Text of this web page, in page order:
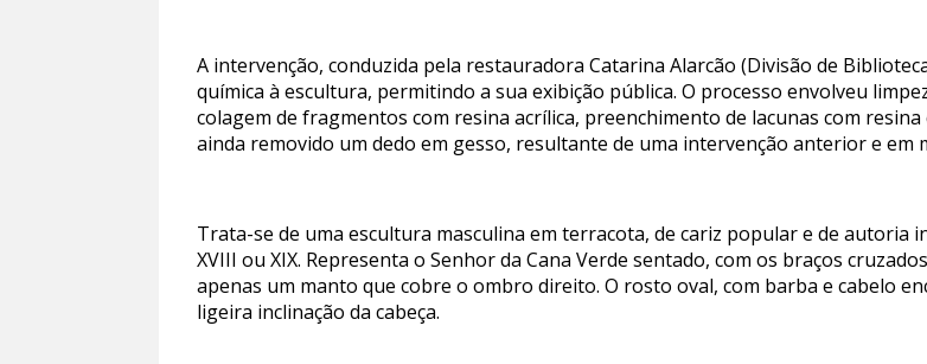
A intervenção, conduzida pela restauradora Catarina Alarcão (Divisão de
química à escultura, permitindo a sua exibição pública. O processo envolveu
colagem de fragmentos com resina acrílica, preenchimento de lacunas com
ainda removido um dedo em gesso, resultante de uma intervenção anterior e em
Trata-se de uma escultura masculina em terracota, de cariz popular e de autoria
XVIII ou XIX. Representa o Senhor da Cana Verde sentado, com os braços
apenas um manto que cobre o ombro direito. O rosto oval, com barba e cabelo
ligeira inclinação da cabeça.